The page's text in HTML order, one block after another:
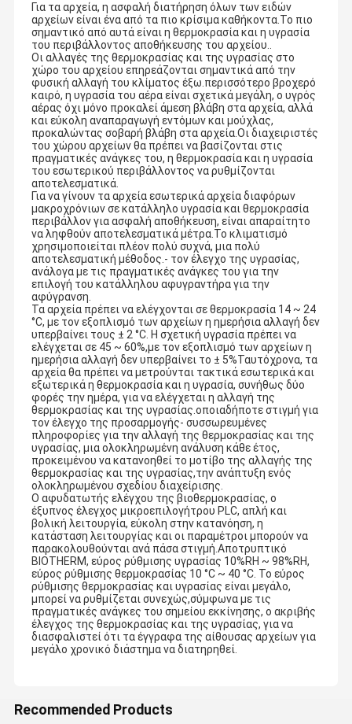
Για τα αρχεία, η ασφαλή διατήρηση όλων των ειδών
αρχείων είναι ένα από τα πιο κρίσιμα καθήκοντα.Το πιο
σημαντικό από αυτά είναι η θερμοκρασία και η υγρασία
του περιβάλλοντος αποθήκευσης του αρχείου..
Οι αλλαγές της θερμοκρασίας και της υγρασίας στο
χώρο του αρχείου επηρεάζονται σημαντικά από την
φυσική αλλαγή του κλίματος έξω.περισσότερο βροχερό
καιρό, η υγρασία του αέρα είναι σχετικά μεγάλη, ο υγρός
αέρας όχι μόνο προκαλεί άμεση βλάβη στα αρχεία, αλλά
και εύκολη αναπαραγωγή εντόμων και μούχλας,
προκαλώντας σοβαρή βλάβη στα αρχεία.Οι διαχειριστές
του χώρου αρχείων θα πρέπει να βασίζονται στις
πραγματικές ανάγκες του, η θερμοκρασία και η υγρασία
του εσωτερικού περιβάλλοντος να ρυθμίζονται
αποτελεσματικά.
Για να γίνουν τα αρχεία εσωτερικά αρχεία διαφόρων
μακροχρόνιων σε κατάλληλο υγρασία και θερμοκρασία
περιβάλλον για ασφαλή αποθήκευση, είναι απαραίτητο
να ληφθούν αποτελεσματικά μέτρα.Το κλιματισμό
χρησιμοποιείται πλέον πολύ συχνά, μια πολύ
αποτελεσματική μέθοδος.- τον έλεγχο της υγρασίας,
ανάλογα με τις πραγματικές ανάγκες του για την
επιλογή του κατάλληλου αφυγραντήρα για την
αφύγρανση.
Τα αρχεία πρέπει να ελέγχονται σε θερμοκρασία 14 ~ 24
°C, με τον εξοπλισμό των αρχείων η ημερήσια αλλαγή δεν
υπερβαίνει τους ± 2 °C. Η σχετική υγρασία πρέπει να
ελέγχεται σε 45 ~ 60%,με τον εξοπλισμό των αρχείων η
ημερήσια αλλαγή δεν υπερβαίνει το ± 5%Ταυτόχρονα, τα
αρχεία θα πρέπει να μετρούνται τακτικά εσωτερικά και
εξωτερικά η θερμοκρασία και η υγρασία, συνήθως δύο
φορές την ημέρα, για να ελέγχεται η αλλαγή της
θερμοκρασίας και της υγρασίας.οποιαδήποτε στιγμή για
τον έλεγχο της προσαρμογής- συσσωρευμένες
πληροφορίες για την αλλαγή της θερμοκρασίας και της
υγρασίας, μια ολοκληρωμένη ανάλυση κάθε έτος,
προκειμένου να κατανοηθεί το μοτίβο της αλλαγής της
θερμοκρασίας και της υγρασίας,την ανάπτυξη ενός
ολοκληρωμένου σχεδίου διαχείρισης.
Ο αφυδατωτής ελέγχου της βιοθερμοκρασίας, ο
έξυπνος έλεγχος μικροεπιλογήτρου PLC, απλή και
βολική λειτουργία, εύκολη στην κατανόηση, η
κατάσταση λειτουργίας και οι παραμέτροι μπορούν να
παρακολουθούνται ανά πάσα στιγμή.Αποτρυπτικό
BIOTHERM, εύρος ρύθμισης υγρασίας 10%RH ~ 98%RH,
εύρος ρύθμισης θερμοκρασίας 10 °C ~ 40 °C. Το εύρος
ρύθμισης θερμοκρασίας και υγρασίας είναι μεγάλο,
μπορεί να ρυθμίζεται συνεχώς,σύμφωνα με τις
πραγματικές ανάγκες του σημείου εκκίνησης, ο ακριβής
έλεγχος της θερμοκρασίας και της υγρασίας, για να
διασφαλιστεί ότι τα έγγραφα της αίθουσας αρχείων για
μεγάλο χρονικό διάστημα να διατηρηθεί.
Recommended Products